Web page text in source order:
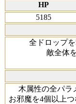
HP
5185
全ドロップ
敵全体
木属性の全パラ
お邪魔を4個以上